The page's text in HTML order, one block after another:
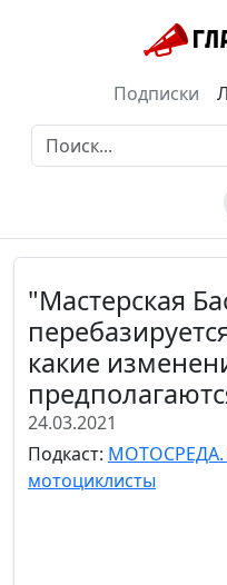
Подписки
"Мастерская
какие
24.03.2021
Подкаст: МОТОСРЕДА.
мотоциклисты